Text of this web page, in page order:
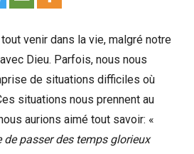
venir dans la vie, malgré notre
Dieu. Parfois, nous nous
de situations difficiles où
situations nous prennent au
aurions aimé tout savoir: «
passer des temps glorieux